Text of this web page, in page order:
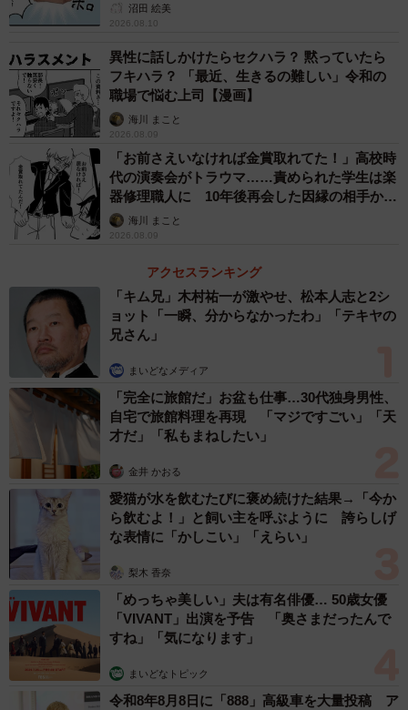
沼田 絵美
2026.08.10
異性に話しかけたらセクハラ？ 黙っていたら
フキハラ？ 「最近、生きるの難しい」令和の
職場で悩む上司【漫画】
海川 まこと
2026.08.09
「お前さえいなければ金賞取れてた！」高校時
代の演奏会がトラウマ……責められた学生は楽
器修理職人に 10年後再会した因縁の相手から
思わぬ申し出【漫画】
海川 まこと
2026.08.09
アクセスランキング
「キム兄」木村祐一が激やせ、松本人志と2シ
ョット「一瞬、分からなかったわ」「テキヤの
兄さん」
まいどなメディア
「完全に旅館だ」お盆も仕事…30代独身男性、
自宅で旅館料理を再現 「マジですごい」「天
才だ」「私もまねしたい」
金井 かおる
愛猫が水を飲むたびに褒め続けた結果→「今か
ら飲むよ！」と飼い主を呼ぶように 誇らしげ
な表情に「かしこい」「えらい」
梨木 香奈
「めっちゃ美しい」夫は有名俳優… 50歳女優
「VIVANT」出演を予告 「奥さまだったんで
すね」「気になります」
まいどなトピック
令和8年8月8日に「888」高級車を大量投稿 ア